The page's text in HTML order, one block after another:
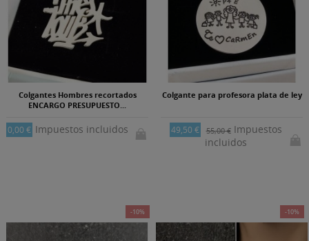
Colgantes Hombres recortados
ENCARGO PRESUPUESTO...
0,00 € Impuestos incluidos
Colgante para profesora plata de ley
49,50 € 55,00 €Impuestos
incluidos
-10% -10%